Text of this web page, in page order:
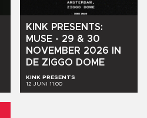
KINK PRESENTS:
MUSE - 29 & 30
NOVEMBER 2026
IN
DE ZIGGO DOME
KINK PRESENTS
12 JUNI 11:00